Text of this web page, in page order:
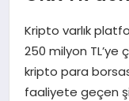
SPOR
EKONOMI
TEKNOLOJI
Kripto varlık
250 milyon TL’ye
kripto para
faaliyete geçen